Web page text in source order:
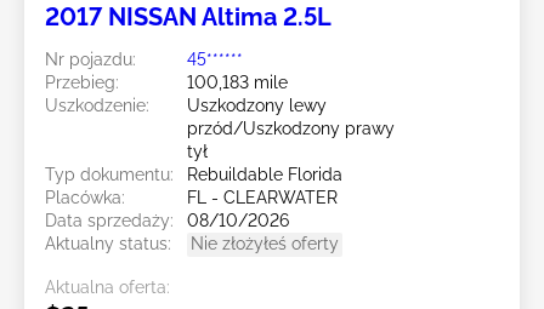
2017 NISSAN Altima 2.5L
Nr pojazdu:
45******
Przebieg:
100,183 mile
Uszkodzenie:
Uszkodzony lewy
przód/Uszkodzony prawy
tył
Typ dokumentu:
Rebuildable Florida
Placówka:
FL - CLEARWATER
Data sprzedaży:
08/10/2026
Aktualny status:
Nie złożyłeś oferty
Aktualna oferta: